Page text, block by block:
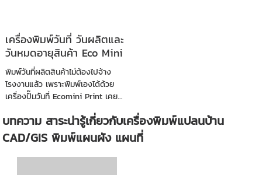
เครื่องพิมพ์วันที่ วันผลิตและ
วันหมดอายุสินค้า Eco Mini
Printer
พิมพ์วันที่ผลิตสินค้าไม่ต้องไปจ้าง
โรงงานแล้ว เพราะพิมพ์เองได้ด้วย
เครื่องปั๊มวันที่ Ecomini Print เคย...
บทความ สาระน่ารู้เกี่ยวกับเครื่องพิมพ์แปลนบ้าน
CAD/GIS พิมพ์แผนผัง แผนที่